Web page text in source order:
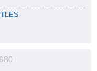
680